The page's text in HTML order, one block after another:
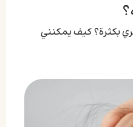
بكثرة؟ كيف يمكنني